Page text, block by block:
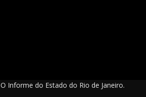
O Informe do Estado do Rio de Janeiro.